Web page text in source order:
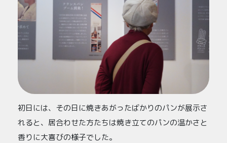
初日には、その日に焼きあがったばかりのパンが展示さ
れると、居合わせた方たちは焼き立てのパンの温かさと
香りに大喜びの様子でした。